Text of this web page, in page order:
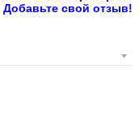
Добавьте свой отзыв!